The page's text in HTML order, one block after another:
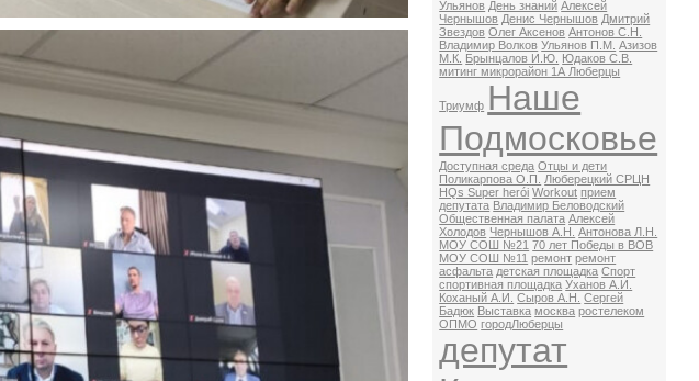
Ульянов День знаний Алексей
Чернышов Денис Чернышов Дмитрий
Звездов Олег Аксенов Антонов С.Н.
Владимир Волков Ульянов П.М. Азизов
М.К. Брынцалов И.Ю. Юдаков С.В.
митинг микрорайон 1А Люберцы
Триумф Наше
Подмосковье
Доступная среда Отцы и дети
Поликарпова О.П.
Люберецкий СРЦН
HQs Super herói Workout прием
депутата Владимир Беловодский
Общественная палата Алексей
Холодов Чернышов А.Н.
Антонова Л.Н.
МОУ СОШ №21 70 лет Победы в ВОВ
МОУ СОШ №11 ремонт ремонт
асфальта детская площадка Спорт
спортивная площадка Уханов А.И.
Коханый А.И.
Сыров А.Н.
Сергей
Бадюк Выставка москва ростелеком
ОПМО городЛюберцы
депутат